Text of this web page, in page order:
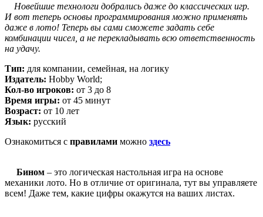
Новейшие технологи добрались даже до классических игр.
И вот теперь основы программирования можно применять
даже в лото! Теперь вы сами сможете задать себе
комбинации чисел, а не перекладывать всю ответственность
на удачу.
Тип: для компании, семейная, на логику
Издатель: Hobby World;
Кол-во игроков: от 3 до 8
Время игры: от 45 минут
Возраст: от 10 лет
Язык: русский
Ознакомиться с правилами можно здесь
Бином – это логическая настольная игра на основе
механики лото. Но в отличие от оригинала, тут вы управляете
всем! Даже тем, какие цифры окажутся на ваших листах.